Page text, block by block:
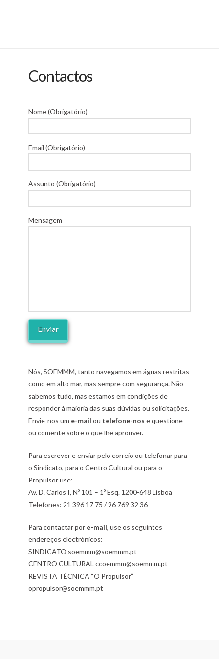
Contactos
Nome (Obrigatório)
Email (Obrigatório)
Assunto (Obrigatório)
Mensagem
Nós, SOEMMM, tanto navegamos em águas restritas
como em alto mar, mas sempre com segurança. Não
sabemos tudo, mas estamos em condições de
responder à maioria das suas dúvidas ou solicitações.
Envie-nos um e-mail ou telefone-nos e questione
ou comente sobre o que lhe aprouver.
Para escrever e enviar pelo correio ou telefonar para
o Sindicato, para o Centro Cultural ou para o
Propulsor use:
Av. D. Carlos I, Nº 101 – 1º Esq. 1200-648 Lisboa
Telefones: 21 396 17 75 / 96 769 32 36
Para contactar por e-mail, use os seguintes
endereços electrónicos:
SINDICATO soemmm@soemmm.pt
CENTRO CULTURAL ccoemmm@soemmm.pt
REVISTA TÉCNICA “O Propulsor”
opropulsor@soemmm.pt